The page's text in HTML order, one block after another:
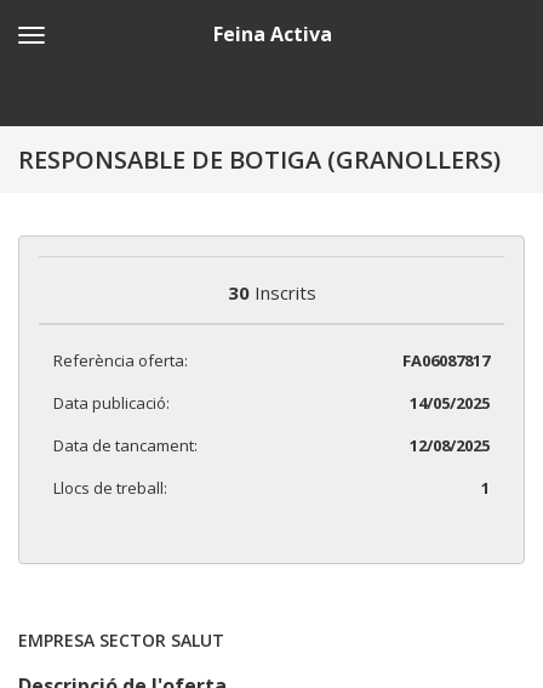
Feina Activa
RESPONSABLE DE BOTIGA (GRANOLLERS)
30Inscrits
Referència oferta:
FA06087817
Data publicació:
14/05/2025
Data de tancament:
12/08/2025
Llocs de treball:
1
EMPRESA SECTOR SALUT